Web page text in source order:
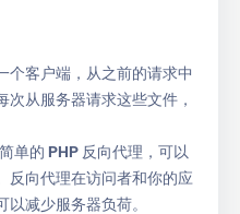
个客户端，从之前的请求中
从服务器请求这些文件，
单的 PHP 反向代理，可以
反向代理在访问者和你的应
减少服务器负荷。